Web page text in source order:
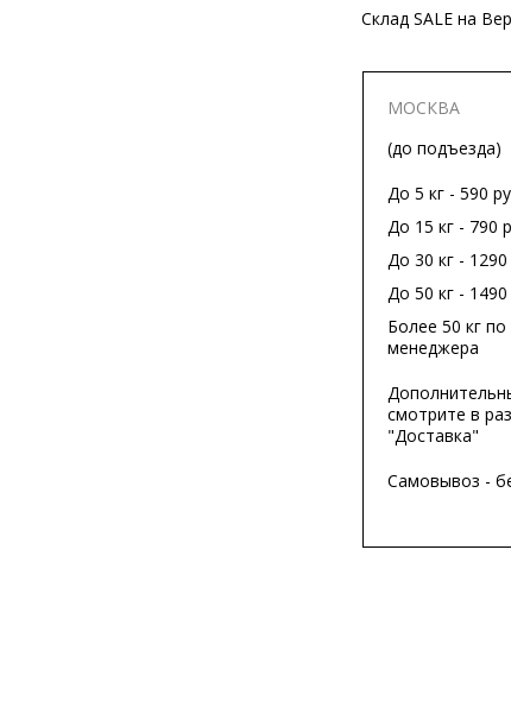
Склад SALE на
МОСКВА
(до подъезда)
До 5 кг - 590
До 15 кг - 790
До 30 кг - 1290
До 50 кг - 1490
Более 50 кг по
менеджера
смотрите в
"Доставка"
Самовывоз -